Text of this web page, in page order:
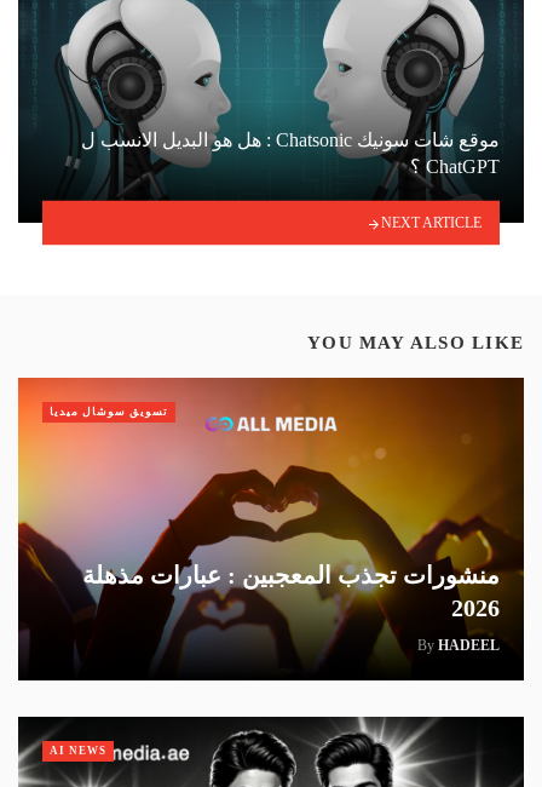
موقع شات سونيك Chatsonic : هل هو البديل الانسب ل
ChatGPT ؟
NEXT ARTICLE
YOU MAY ALSO LIKE
منشورات تجذب المعجبين : عبارات مذهلة
2026
By HADEEL
تسويق سوشال ميديا
AI NEWS